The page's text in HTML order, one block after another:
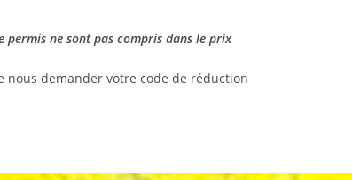
permis ne sont pas compris dans le prix
nous demander votre code de réduction